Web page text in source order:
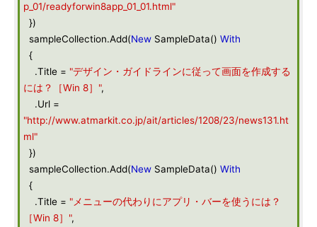
p_01/readyforwin8app_01_01.html"
})
sampleCollection.Add(New SampleData() With
{
.Title = "デザイン・ガイドラインに従って画面を作成する
には？［Win 8］",
.Url =
"http://www.atmarkit.co.jp/ait/articles/1208/23/news131.ht
ml"
})
sampleCollection.Add(New SampleData() With
{
.Title = "メニューの代わりにアプリ・バーを使うには？
［Win 8］",